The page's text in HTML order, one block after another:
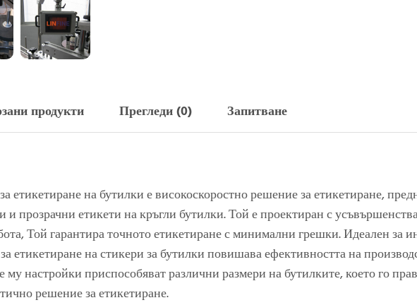
продукти Прегледи (0) Запитване
етикетиране на бутилки е високоскоростно решение за етикетиране,
прозрачни етикети на кръгли бутилки. Той е проектиран с
Той гарантира точното етикетиране с минимални грешки. Идеален за
етикетиране на стикери за бутилки повишава ефективността на
настройки приспособяват различни размери на бутилките, което го
решение за етикетиране.